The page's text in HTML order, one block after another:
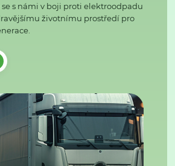
se s námi v boji proti elektroodpadu
životnímu prostředí pro